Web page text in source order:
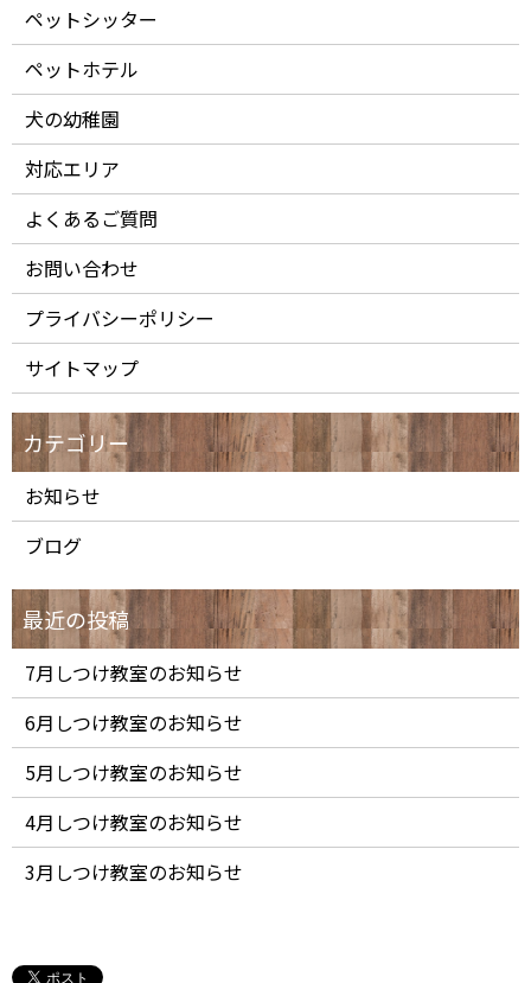
ペットシッター
ペットホテル
犬の幼稚園
対応エリア
よくあるご質問
お問い合わせ
プライバシーポリシー
サイトマップ
お知らせ
ブログ
7月しつけ教室のお知らせ
6月しつけ教室のお知らせ
5月しつけ教室のお知らせ
4月しつけ教室のお知らせ
3月しつけ教室のお知らせ